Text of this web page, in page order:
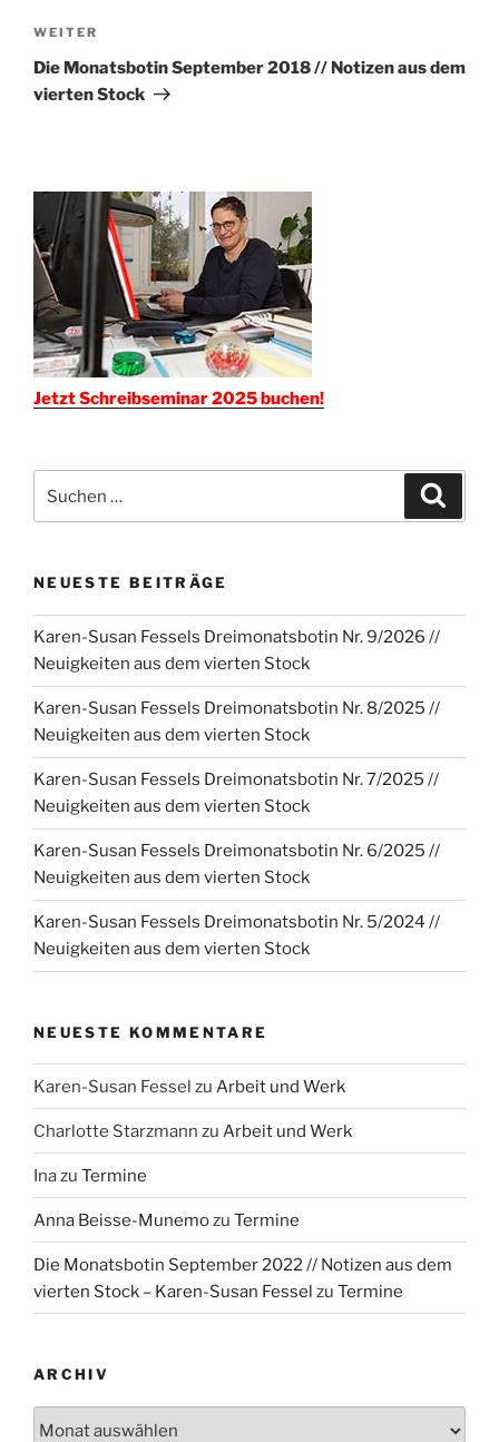
Nächster
Beitrag
WEITER
Die Monatsbotin September 2018 // Notizen aus dem
vierten Stock
Jetzt Schreibseminar 2025 buchen!
nach:
NEUESTE BEITRÄGE
Karen-Susan Fessels Dreimonatsbotin Nr. 9/2026 //
Neuigkeiten aus dem vierten Stock
Karen-Susan Fessels Dreimonatsbotin Nr. 8/2025 //
Neuigkeiten aus dem vierten Stock
Karen-Susan Fessels Dreimonatsbotin Nr. 7/2025 //
Neuigkeiten aus dem vierten Stock
Karen-Susan Fessels Dreimonatsbotin Nr. 6/2025 //
Neuigkeiten aus dem vierten Stock
Karen-Susan Fessels Dreimonatsbotin Nr. 5/2024 //
Neuigkeiten aus dem vierten Stock
NEUESTE KOMMENTARE
Karen-Susan Fessel zu Arbeit und Werk
Charlotte Starzmann zu Arbeit und Werk
Inazu Termine
Anna Beisse-Munemozu Termine
Die Monatsbotin September 2022 // Notizen aus dem
vierten Stock – Karen-Susan Fessel zu Termine
ARCHIV